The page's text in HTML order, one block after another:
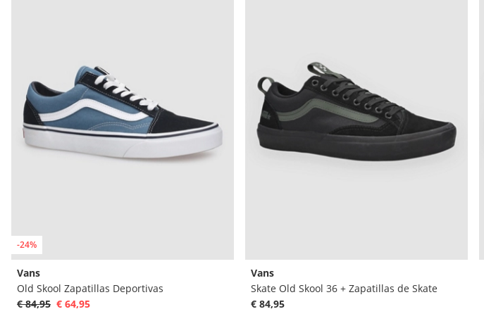
-24%
Vans
Old Skool Zapatillas Deportivas
€ 84,95 € 64,95
Vans
Skate Old Skool 36 + Zapatillas de Skate
€ 84,95